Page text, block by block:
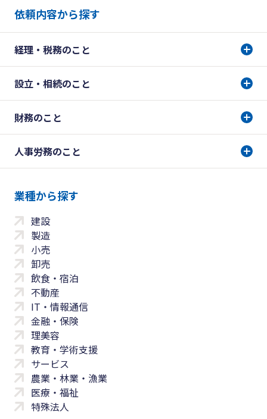
依頼内容から探す
経理・税務のこと
設立・相続のこと
財務のこと
人事労務のこと
業種から探す
建設
製造
小売
卸売
飲食・宿泊
不動産
IT・情報通信
金融・保険
理美容
教育・学術支援
サービス
農業・林業・漁業
医療・福祉
特殊法人